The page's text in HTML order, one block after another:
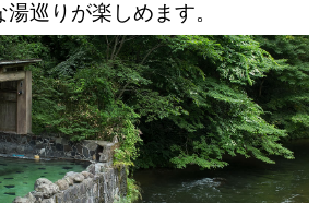
湯巡りが楽しめます。